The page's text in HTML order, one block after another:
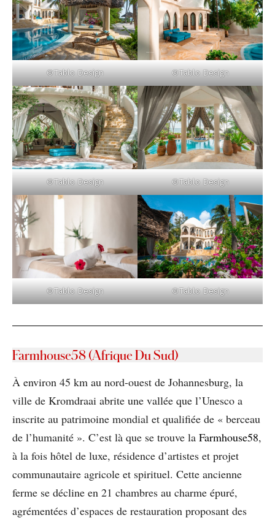
©Tablo Design ©Tablo Design
©Tablo Design ©Tablo Design
©Tablo Design ©Tablo Design
Farmhouse58 (Afrique Du Sud)
À environ 45 km au nord-ouest de Johannesburg, la
ville de Kromdraai abrite une vallée que l’Unesco a
inscrite au patrimoine mondial et qualifiée de « berceau
de l’humanité ». C’est là que se trouve la Farmhouse58,
à la fois hôtel de luxe, résidence d’artistes et projet
communautaire agricole et spirituel. Cette ancienne
ferme se décline en 21 chambres au charme épuré,
agrémentées d’espaces de restauration proposant des